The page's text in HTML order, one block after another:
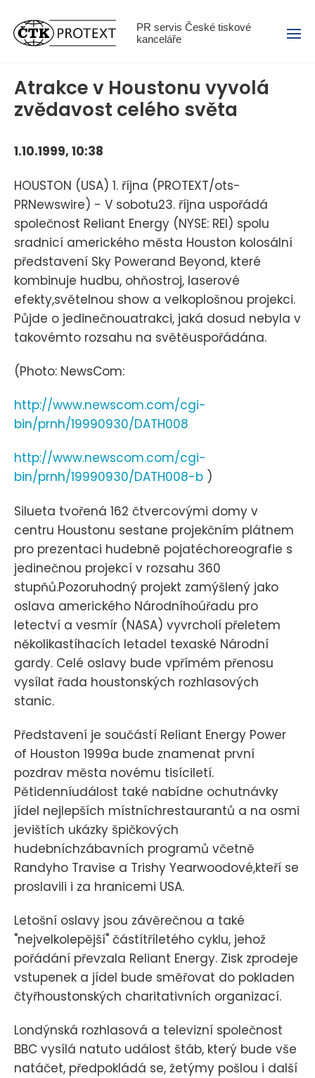
PR servis České tiskové
kanceláře
Menu
Atrakce v Houstonu vyvolá
zvědavost celého světa
1.10.1999, 10:38
HOUSTON (USA) 1. října (PROTEXT/ots-
PRNewswire) - V sobotu23. října uspořádá
společnost Reliant Energy (NYSE: REI) spolu
sradnicí amerického města Houston kolosální
představení Sky Powerand Beyond, které
kombinuje hudbu, ohňostroj, laserové
efekty,světelnou show a velkoplošnou projekci.
Půjde o jedinečnouatrakci, jaká dosud nebyla v
takovémto rozsahu na světěuspořádána.
(Photo: NewsCom:
http://www.newscom.com/cgi-
bin/prnh/19990930/DATH008
http://www.newscom.com/cgi-
bin/prnh/19990930/DATH008-b )
Silueta tvořená 162 čtvercovými domy v
centru Houstonu sestane projekčním plátnem
pro prezentaci hudebně pojatéchoreografie s
jedinečnou projekcí v rozsahu 360
stupňů.Pozoruhodný projekt zamýšlený jako
oslava amerického Národníhoúřadu pro
letectví a vesmír (NASA) vyvrcholí přeletem
několikastíhacích letadel texaské Národní
gardy. Celé oslavy bude vpřímém přenosu
vysílat řada houstonských rozhlasových
stanic.
Představení je součástí Reliant Energy Power
of Houston 1999a bude znamenat první
pozdrav města novému tisíciletí.
Pětidenníudálost také nabídne ochutnávky
jídel nejlepších místníchrestaurantů a na osmi
jevištích ukázky špičkových
hudebníchzábavních programů včetně
Randyho Travise a Trishy Yearwoodové,kteří se
proslavili i za hranicemi USA.
Letošní oslavy jsou závěrečnou a také
"nejvelkolepější" částítříletého cyklu, jehož
pořádání převzala Reliant Energy. Zisk zprodeje
vstupenek a jídel bude směřovat do pokladen
čtyřhoustonských charitativních organizací.
Londýnská rozhlasová a televizní společnost
BBC vysílá natuto událost štáb, který bude vše
natáčet, předpokládá se, žetýmy pošlou i další